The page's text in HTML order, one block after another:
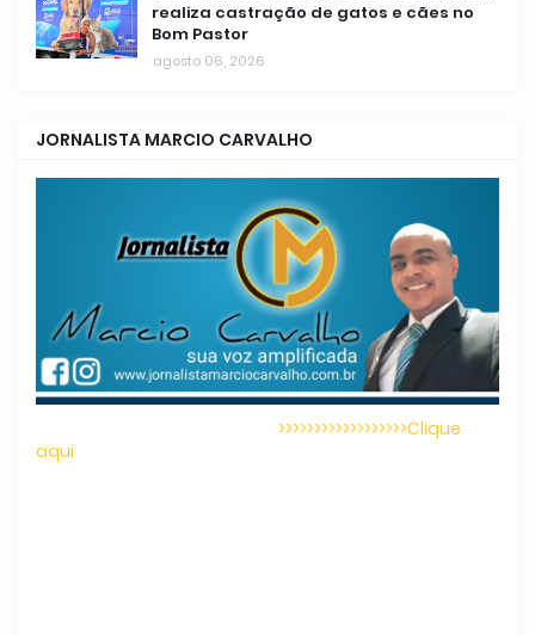
realiza castração de gatos e cães no
Bom Pastor
agosto 06, 2026
JORNALISTA MARCIO CARVALHO
>>>>>>>>>>>>>>>>>>Clique
aqui